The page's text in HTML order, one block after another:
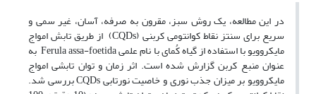
در این مطالعه، یک روش سبز، مقرون به صرفه، آسان، غیر سمی و
سریع برای سنتز نقاط کوانتومی کربنی (CQDs) از طریق تابش امواج
مایکروویو با استفاده از گیاه کُمای با نام علمی Ferula assa-foetida به
عنوان منبع کربن گزارش شده است. اثر زمان و توان تابشی امواج
مایکروویو بر میزان جذب نوری و خاصیت نورتابی CQDs بررسی شد.